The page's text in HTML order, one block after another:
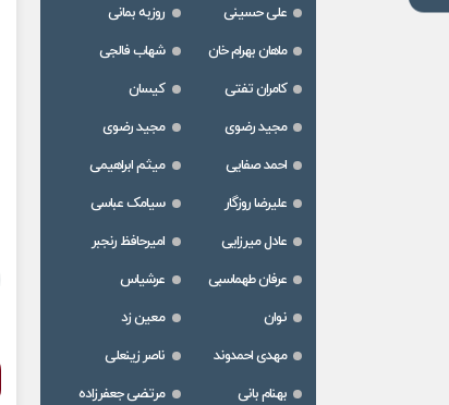
علی حسینی
روزبه بمانی
ماهان بهرام خان
شهاب فالجی
کامران تفتی
کیسان
مجید رضوی
مجید رضوی
احمد صفایی
میثم ابراهیمی
علیرضا روزگار
سیامک عباسی
عادل میرزایی
امیرحافظ رنجبر
عرفان طهماسبی
عرشیاس
نوان
معین زد
مهدی احمدوند
ناصر زینعلی
بهنام بانی
مرتضی جعفرزاده